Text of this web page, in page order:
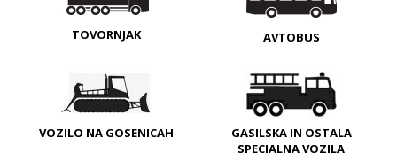
TOVORNJAK AVTOBUS
VOZILO NA GOSENICAH
GASILSKA IN OSTALA
SPECIALNA VOZILA